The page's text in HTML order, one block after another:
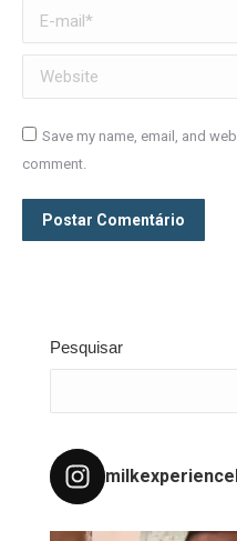
E-mail *
Website
Save my name, email, and
comment.
Postar Comentário
Pesquisar